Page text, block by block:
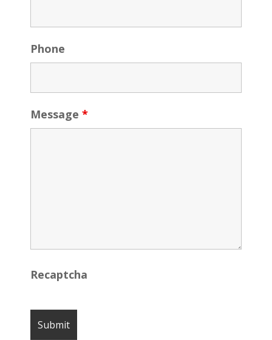
Phone
Message *
Recaptcha